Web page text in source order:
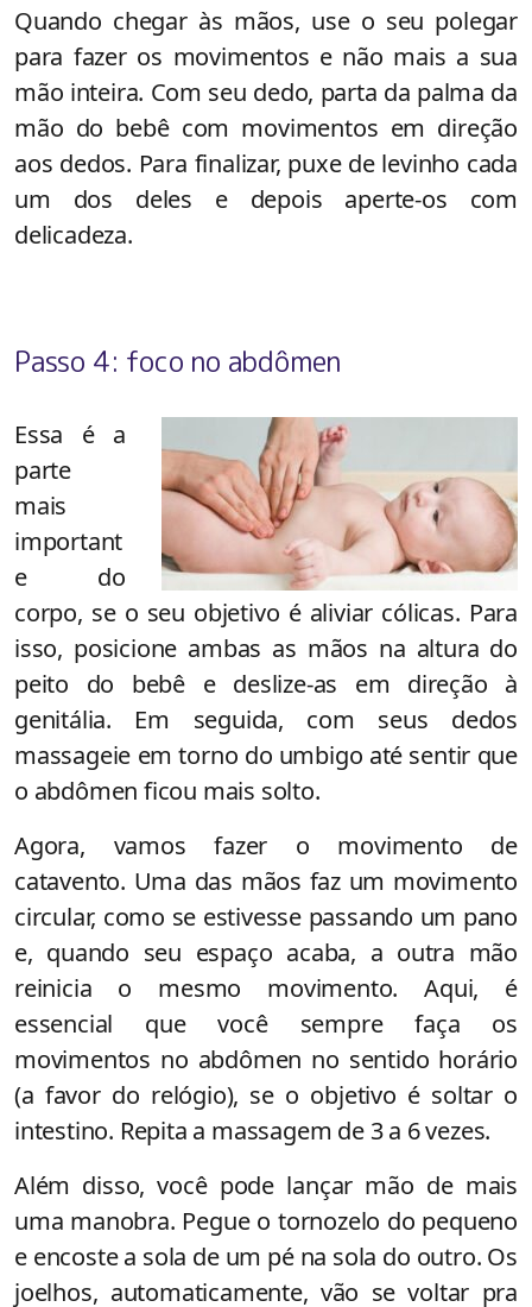
Quando chegar às mãos, use o seu polegar
para fazer os movimentos e não mais a sua
mão inteira. Com seu dedo, parta da palma da
mão do bebê com movimentos em direção
aos dedos. Para finalizar, puxe de levinho cada
um dos deles e depois aperte-os com
delicadeza.
Passo 4: foco no abdômen
Essa é a
parte
mais
important
e do
corpo, se o seu objetivo é aliviar cólicas. Para
isso, posicione ambas as mãos na altura do
peito do bebê e deslize-as em direção à
genitália. Em seguida, com seus dedos
massageie em torno do umbigo até sentir que
o abdômen ficou mais solto.
Agora, vamos fazer o movimento de
catavento. Uma das mãos faz um movimento
circular, como se estivesse passando um pano
e, quando seu espaço acaba, a outra mão
reinicia o mesmo movimento. Aqui, é
essencial que você sempre faça os
movimentos no abdômen no sentido horário
(a favor do relógio), se o objetivo é soltar o
intestino. Repita a massagem de 3 a 6 vezes.
Além disso, você pode lançar mão de mais
uma manobra. Pegue o tornozelo do pequeno
e encoste a sola de um pé na sola do outro. Os
joelhos, automaticamente, vão se voltar pra